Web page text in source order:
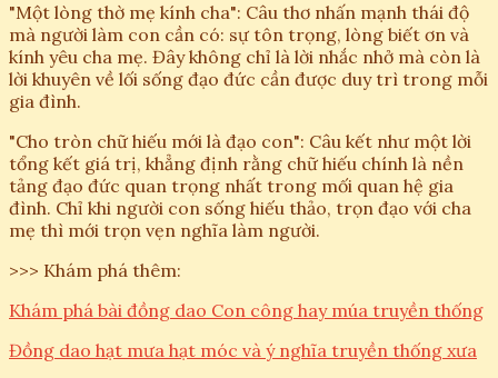
"Một lòng thờ mẹ kính cha": Câu thơ nhấn mạnh thái độ
mà người làm con cần có: sự tôn trọng, lòng biết ơn và
kính yêu cha mẹ. Đây không chỉ là lời nhắc nhở mà còn là
lời khuyên về lối sống đạo đức cần được duy trì trong mỗi
gia đình.
"Cho tròn chữ hiếu mới là đạo con": Câu kết như một lời
tổng kết giá trị, khẳng định rằng chữ hiếu chính là nền
tảng đạo đức quan trọng nhất trong mối quan hệ gia
đình. Chỉ khi người con sống hiếu thảo, trọn đạo với cha
mẹ thì mới trọn vẹn nghĩa làm người.
>>> Khám phá thêm:
Khám phá bài đồng dao Con công hay múa truyền thống
Đồng dao hạt mưa hạt móc và ý nghĩa truyền thống xưa